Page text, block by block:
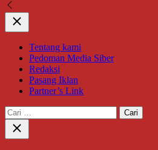
Close
Tentang kami
Pedoman Media Siber
Redaksi
Pasang Iklan
Partner’s Link
Cari
untuk:
Close
search